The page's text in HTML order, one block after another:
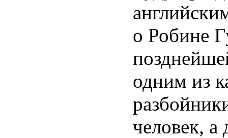
о Робине
одним из
человек, а